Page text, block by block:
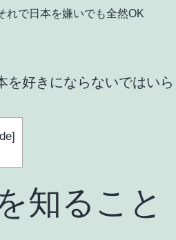
で日本を嫌いでも全然OK
を好きにならないではいら
]
知ること